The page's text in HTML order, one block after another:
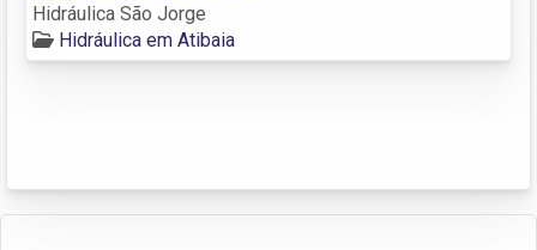
Hidráulica São Jorge
Hidráulica em Atibaia